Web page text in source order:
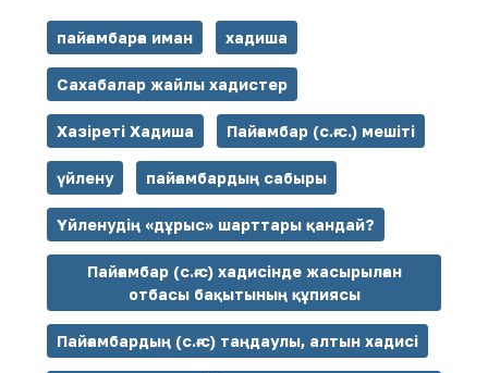
пайғамбарға иман хадиша
Сахабалар жайлы хадистер
Хазіреті Хадиша Пайғамбар (с.ғ.с.) мешіті
үйлену пайғамбардың сабыры
Үйленудің «дұрыс» шарттары қандай?
Пайғамбар (с.ғ.с) хадисінде жасырылған
отбасы бақытының құпиясы
Пайғамбардың (с.ғ.с) таңдаулы, алтын хадисі